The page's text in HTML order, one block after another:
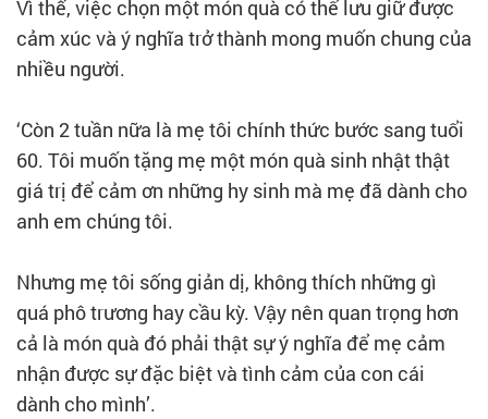
Vì thế, việc chọn một món quà có thể lưu giữ được
cảm xúc và ý nghĩa trở thành mong muốn chung của
nhiều người.
‘Còn 2 tuần nữa là mẹ tôi chính thức bước sang tuổi
60. Tôi muốn tặng mẹ một món quà sinh nhật thật
giá trị để cảm ơn những hy sinh mà mẹ đã dành cho
anh em chúng tôi.
Nhưng mẹ tôi sống giản dị, không thích những gì
quá phô trương hay cầu kỳ. Vậy nên quan trọng hơn
cả là món quà đó phải thật sự ý nghĩa để mẹ cảm
nhận được sự đặc biệt và tình cảm của con cái
dành cho mình’.